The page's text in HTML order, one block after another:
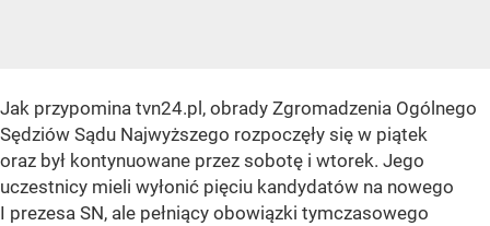
Jak przypomina tvn24.pl, obrady Zgromadzenia Ogólnego
Sędziów Sądu Najwyższego rozpoczęły się w piątek
oraz był kontynuowane przez sobotę i wtorek. Jego
uczestnicy mieli wyłonić pięciu kandydatów na nowego
I prezesa SN, ale pełniący obowiązki tymczasowego